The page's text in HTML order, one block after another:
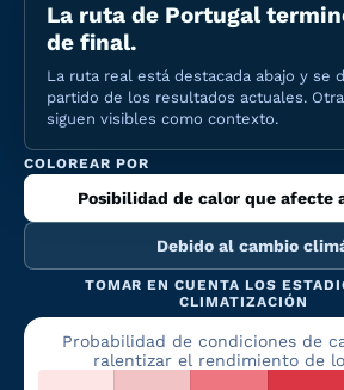
La ruta de Portugal
de final.
La ruta real está destacada abajo y se
partido de los resultados actuales.
siguen visibles como contexto.
COLOREAR POR
Posibilidad de calor que afecte
Debido al cambio
TOMAR EN CUENTA LOS
CLIMATIZACIÓN
Probabilidad de condiciones de
ralentizar el rendimiento de